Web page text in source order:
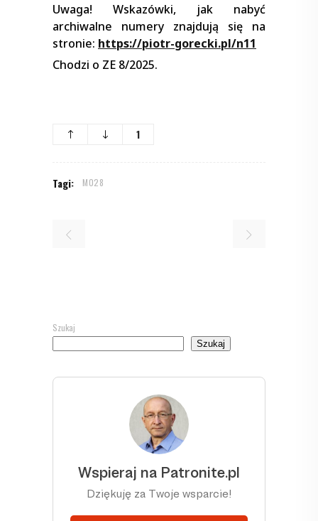
Uwaga! Wskazówki, jak nabyć
archiwalne numery znajdują się na
stronie: https://piotr-gorecki.pl/n11
Chodzi o ZE 8/2025.
1
Tagi: M028
Szukaj
Szukaj